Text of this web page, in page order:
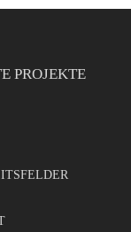
PROJEKTE